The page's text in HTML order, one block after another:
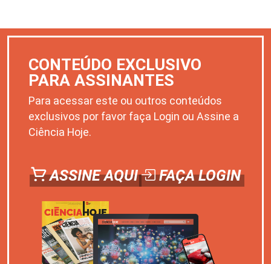
CONTEÚDO EXCLUSIVO
PARA ASSINANTES
Para acessar este ou outros conteúdos
exclusivos por favor faça Login ou Assine a
Ciência Hoje.
ASSINE AQUI FAÇA LOGIN